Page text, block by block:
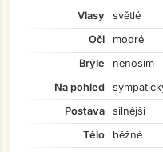
Vlasy
světlé
Oči
modré
Brýle
nenosím
Na pohled
Postava
silnější
Tělo
běžné